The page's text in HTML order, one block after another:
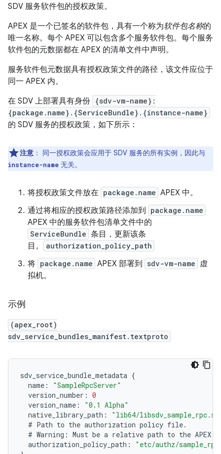
SDV 服务软件包的授权政策。
APEX 是一个已签名的软件包，具有一个称为软件包名称的
唯一名称。每个 APEX 可以包含多个服务软件包。每个服务
软件包的元数据都在 APEX 的清单文件中声明。
服务软件包元数据具有授权政策文件的路径，该文件应位于
同一 APEX 内。
在 SDV 上部署具有身份 {sdv-vm-name}:
{package.name}.{ServiceBundle}.{instance-name}
的 SDV 服务的授权政策，如下所示：
注意 ： 同一授权政策会应用于 SDV 服务的所有实例，因此与
instance-name 无关。
将授权政策文件放在 package.name APEX 中。
通过将相应的授权政策路径添加到
package.name
APEX 中的服务软件包清单文件中的
ServiceBundle 条目，更新该条
目。
authorization_policy_path
将 package.name APEX 部署到 sdv-vm-name 虚
拟机。
示例
(apex_root)
sdv_service_bundles_manifest.textproto
sdv_service_bundle_metadata {
name :
"SampleRpcServer"
version_number : 0
version_name :
"0.1 Alpha"
native_library_path :
"lib64/
# Path to the authorization policy file.
# Warning : Must be a relative path to the APEX
authorization_policy_path :
"etc/authz/